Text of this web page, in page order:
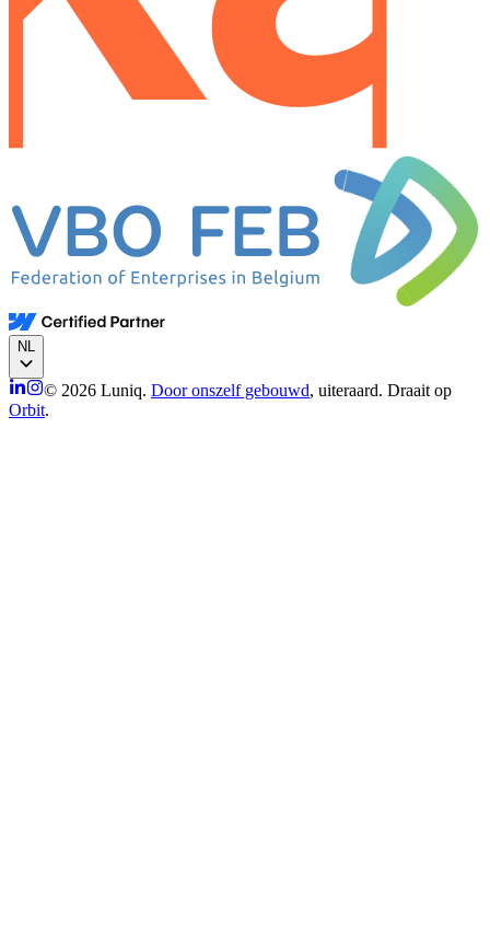
NL
© 2026 Luniq. Door onszelf gebouwd, uiteraard. Draait op
Orbit.